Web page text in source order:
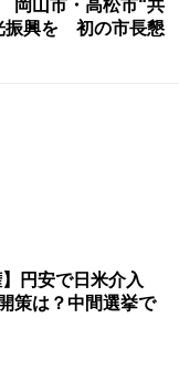
岡山市・高松市“共
振興を 初の市長懇
円安で日米介入
策は？中間選挙で